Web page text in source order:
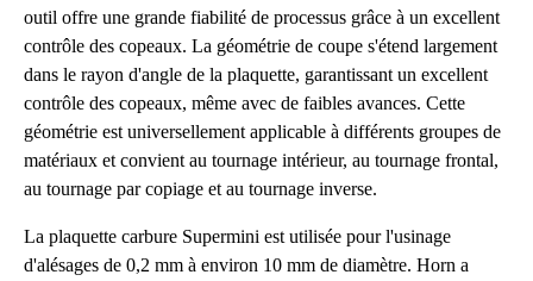
outil offre une grande fiabilité de processus grâce à un excellent
contrôle des copeaux. La géométrie de coupe s'étend largement
dans le rayon d'angle de la plaquette, garantissant un excellent
contrôle des copeaux, même avec de faibles avances. Cette
géométrie est universellement applicable à différents groupes de
matériaux et convient au tournage intérieur, au tournage frontal,
au tournage par copiage et au tournage inverse.
La plaquette carbure Supermini est utilisée pour l'usinage
d'alésages de 0,2 mm à environ 10 mm de diamètre. Horn a